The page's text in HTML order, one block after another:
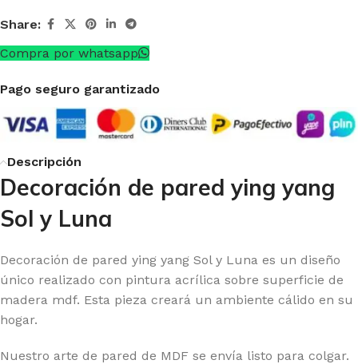
Share:
Compra por whatsapp
Pago seguro garantizado
Descripción
Decoración de pared ying yang
Sol y Luna
Decoración de pared ying yang Sol y Luna es un diseño
único realizado con pintura acrílica sobre superficie de
madera mdf. Esta pieza creará un ambiente cálido en su
hogar.
Nuestro arte de pared de MDF se envía listo para colgar.